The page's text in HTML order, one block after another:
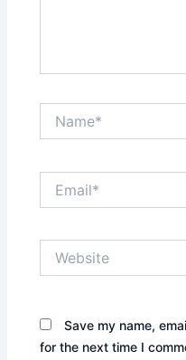
Save my name,
for the next time I